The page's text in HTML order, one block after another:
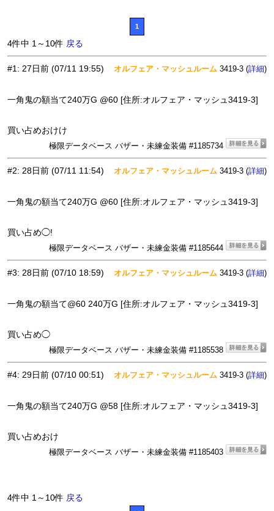
1
4件中 1～10件 戻る
#1: 27日前 (07/11 19:55) オルフェア・マッシュルーム 3419-3 (詳細)
一角鬼の額当て240万G @60 [住所:オルフェア・マッシュ3419-3]
買い占めおけけ
極限データベース バザー・未練金装備 #1185734
#2: 28日前 (07/11 11:54) オルフェア・マッシュルーム 3419-3 (詳細)
一角鬼の額当て240万G @60 [住所:オルフェア・マッシュ3419-3]
買い占め◯!
極限データベース バザー・未練金装備 #1185644
#3: 28日前 (07/10 18:59) オルフェア・マッシュルーム 3419-3 (詳細)
一角鬼の額当て@60 240万G [住所:オルフェア・マッシュ3419-3]
買い占め◯
極限データベース バザー・未練金装備 #1185538
#4: 29日前 (07/10 00:51) オルフェア・マッシュルーム 3419-3 (詳細)
一角鬼の額当て240万G @58 [住所:オルフェア・マッシュ3419-3]
買い占めおけ
極限データベース バザー・未練金装備 #1185403
4件中 1～10件 戻る